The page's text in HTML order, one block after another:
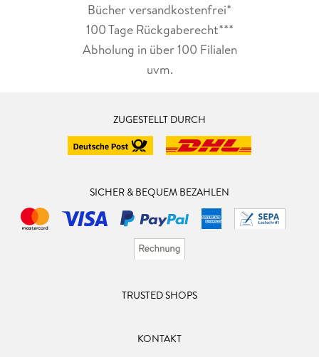
Bücher versandkostenfrei*
100 Tage Rückgaberecht***
Abholung in über 100 Filialen
uvm.
ZUGESTELLT DURCH
SICHER & BEQUEM BEZAHLEN
TRUSTED SHOPS
KONTAKT